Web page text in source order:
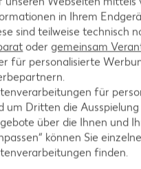
Teig
und würfeln.
lassen, fein
verrühren.
hacken und
in Ihrem
sind teilweise technisch
oder gemeinsam
für personalisierte
für
um Dritten die
über die Ihnen und
können Sie
finden.